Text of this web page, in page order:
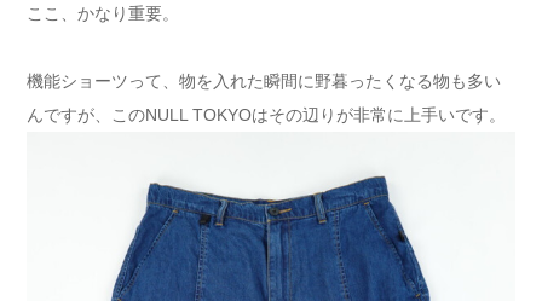
ここ、かなり重要。
機能ショーツって、物を入れた瞬間に野暮ったくなる物も多い
んですが、このNULL TOKYOはその辺りが非常に上手いです。